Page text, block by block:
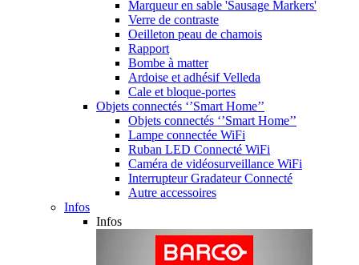
Marqueur en sable 'Sausage Markers'
Verre de contraste
Oeilleton peau de chamois
Rapport
Bombe à matter
Ardoise et adhésif Velleda
Cale et bloque-portes
Objets connectés ‘’Smart Home’’
Objets connectés ‘’Smart Home’’
Lampe connectée WiFi
Ruban LED Connecté WiFi
Caméra de vidéosurveillance WiFi
Interrupteur Gradateur Connecté
Autre accessoires
Infos
Infos